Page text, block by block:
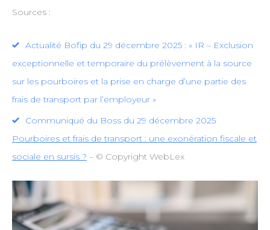
Sources :
Actualité Bofip du 29 décembre 2025 : « IR – Exclusion
exceptionnelle et temporaire du prélèvement à la source
sur les pourboires et la prise en charge d’une partie des
frais de transport par l’employeur »
Communiqué du Boss du 29 décembre 2025
Pourboires et frais de transport : une exonération fiscale et
sociale en sursis ? – © Copyright WebLex